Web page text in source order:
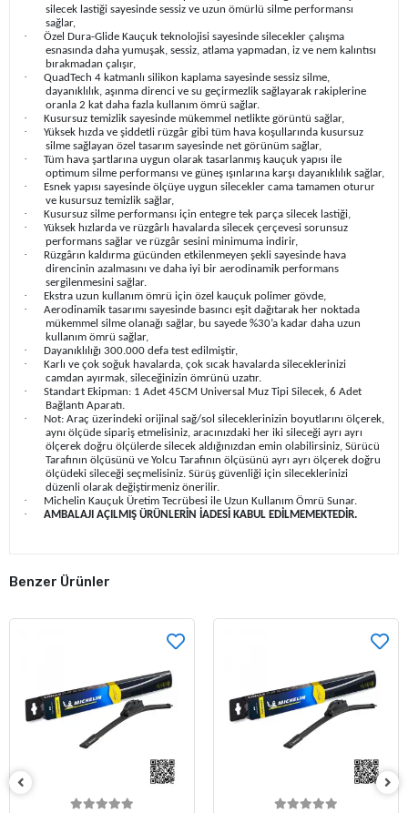
silecek lastiği sayesinde sessiz ve uzun ömürlü silme performansı
sağlar,
·
Özel Dura-Glide Kauçuk teknolojisi sayesinde silecekler çalışma
esnasında daha yumuşak, sessiz, atlama yapmadan, iz ve nem kalıntısı
bırakmadan çalışır,
·
QuadTech 4 katmanlı silikon kaplama sayesinde sessiz silme,
dayanıklılık, aşınma direnci ve su geçirmezlik sağlayarak rakiplerine
oranla 2 kat daha fazla kullanım ömrü sağlar.
· Kusursuz temizlik sayesinde mükemmel netlikte görüntü sağlar,
·
Yüksek hızda ve şiddetli rüzgâr gibi tüm hava koşullarında kusursuz
silme sağlayan özel tasarım sayesinde net görünüm sağlar,
·
Tüm hava şartlarına uygun olarak tasarlanmış kauçuk yapısı ile
optimum silme performansı ve güneş ışınlarına karşı dayanıklılık sağlar,
·
Esnek yapısı sayesinde ölçüye uygun silecekler cama tamamen oturur
ve kusursuz temizlik sağlar,
· Kusursuz silme performansı için entegre tek parça silecek lastiği,
·
Yüksek hızlarda ve rüzgârlı havalarda silecek çerçevesi sorunsuz
performans sağlar ve rüzgâr sesini minimuma indirir,
·
Rüzgârın kaldırma gücünden etkilenmeyen şekli sayesinde hava
direncinin azalmasını ve daha iyi bir aerodinamik performans
sergilenmesini sağlar.
· Ekstra uzun kullanım ömrü için özel kauçuk polimer gövde,
·
Aerodinamik tasarımı sayesinde basıncı eşit dağıtarak her noktada
mükemmel silme olanağı sağlar, bu sayede %30’a kadar daha uzun
kullanım ömrü sağlar,
· Dayanıklılığı 300.000 defa test edilmiştir,
·
Karlı ve çok soğuk havalarda, çok sıcak havalarda sileceklerinizi
camdan ayırmak, sileceğinizin ömrünü uzatır.
·
Standart Ekipman: 1 Adet 45CM Universal Muz Tipi Silecek, 6 Adet
Bağlantı Aparatı.
·
Not: Araç üzerindeki orijinal sağ/sol sileceklerinizin boyutlarını ölçerek,
aynı ölçüde sipariş etmelisiniz, aracınızdaki her iki sileceği ayrı ayrı
ölçerek doğru ölçülerde silecek aldığınızdan emin olabilirsiniz, Sürücü
Tarafının ölçüsünü ve Yolcu Tarafının ölçüsünü ayrı ayrı ölçerek doğru
ölçüdeki sileceği seçmelisiniz. Sürüş güvenliği için sileceklerinizi
düzenli olarak değiştirmeniz önerilir.
· Michelin Kauçuk Üretim Tecrübesi ile Uzun Kullanım Ömrü Sunar.
· AMBALAJI AÇILMIŞ ÜRÜNLERİN İADESİ KABUL EDİLMEMEKTEDİR.
Benzer Ürünler